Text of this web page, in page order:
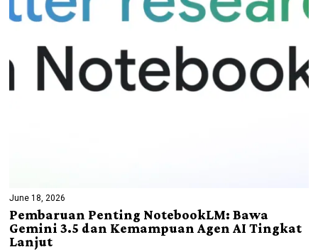
June 18, 2026
Pembaruan Penting NotebookLM: Bawa
Gemini 3.5 dan Kemampuan Agen AI Tingkat
Lanjut